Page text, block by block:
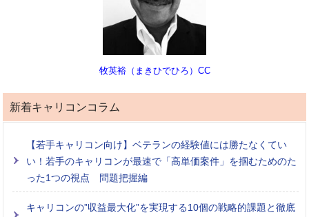
牧英裕（まきひでひろ）CC
新着キャリコンコラム
【若手キャリコン向け】ベテランの経験値には勝たなくてい
い！若手のキャリコンが最速で「高単価案件」を掴むためのた
った1つの視点 問題把握編
キャリコンの”収益最大化”を実現する10個の戦略的課題と徹底